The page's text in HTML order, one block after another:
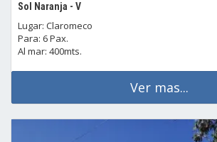
Sol Naranja - V
Lugar: Claromeco
Para: 6 Pax.
Al mar: 400mts.
Ver mas...